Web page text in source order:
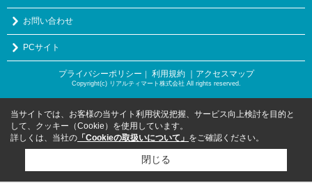
お問い合わせ
PCサイト
プライバシーポリシー ｜ 利用規約 ｜アクセスマップ
Copyright(c) リアルティマート株式会社 All rights reserved.
当サイトでは、お客様の当サイト利用状況把握、サービス向上検討を目的と
して、クッキー（Cookie）を使用しています。
詳しくは、当社の 「Cookieの取扱いについて」 をご確認ください。
閉じる